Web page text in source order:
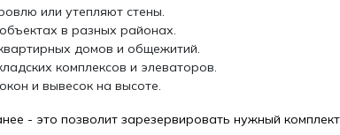
или утепляют стены.
в разных районах.
домов и общежитий.
комплексов и элеваторов.
и вывесок на высоте.
- это позволит зарезервировать нужный